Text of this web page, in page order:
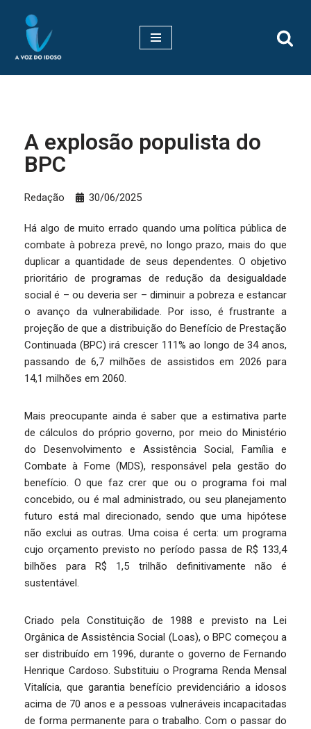
Pular
para
A explosão populista do
BPC
Redação 30/06/2025
Há algo de muito errado quando uma política pública de
combate à pobreza prevê, no longo prazo, mais do que
duplicar a quantidade de seus dependentes. O objetivo
prioritário de programas de redução da desigualdade
social é – ou deveria ser – diminuir a pobreza e estancar
o avanço da vulnerabilidade. Por isso, é frustrante a
projeção de que a distribuição do Benefício de Prestação
Continuada (BPC) irá crescer 111% ao longo de 34 anos,
passando de 6,7 milhões de assistidos em 2026 para
14,1 milhões em 2060.
Mais preocupante ainda é saber que a estimativa parte
de cálculos do próprio governo, por meio do Ministério
do Desenvolvimento e Assistência Social, Família e
Combate à Fome (MDS), responsável pela gestão do
benefício. O que faz crer que ou o programa foi mal
concebido, ou é mal administrado, ou seu planejamento
futuro está mal direcionado, sendo que uma hipótese
não exclui as outras. Uma coisa é certa: um programa
cujo orçamento previsto no período passa de R$ 133,4
bilhões para R$ 1,5 trilhão definitivamente não é
sustentável.
Criado pela Constituição de 1988 e previsto na Lei
Orgânica de Assistência Social (Loas), o BPC começou a
ser distribuído em 1996, durante o governo de Fernando
Henrique Cardoso. Substituiu o Programa Renda Mensal
Vitalícia, que garantia benefício previdenciário a idosos
acima de 70 anos e a pessoas vulneráveis incapacitadas
de forma permanente para o trabalho. Com o passar do